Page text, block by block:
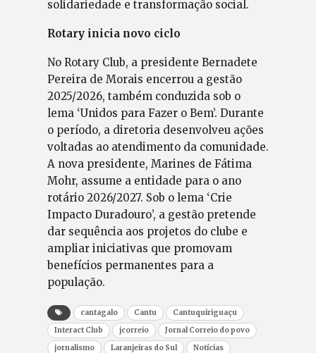
solidariedade e transformação social.
Rotary inicia novo ciclo
No Rotary Club, a presidente Bernadete
Pereira de Morais encerrou a gestão
2025/2026, também conduzida sob o
lema ‘Unidos para Fazer o Bem’. Durante
o período, a diretoria desenvolveu ações
voltadas ao atendimento da comunidade.
A nova presidente, Marines de Fátima
Mohr, assume a entidade para o ano
rotário 2026/2027. Sob o lema ‘Crie
Impacto Duradouro’, a gestão pretende
dar sequência aos projetos do clube e
ampliar iniciativas que promovam
benefícios permanentes para a
população.
cantagalo Cantu
Cantuquiriguaçu
Interact Club
jcorreio
Jornal Correio do povo
jornalismo
Laranjeiras do Sul
Notícias